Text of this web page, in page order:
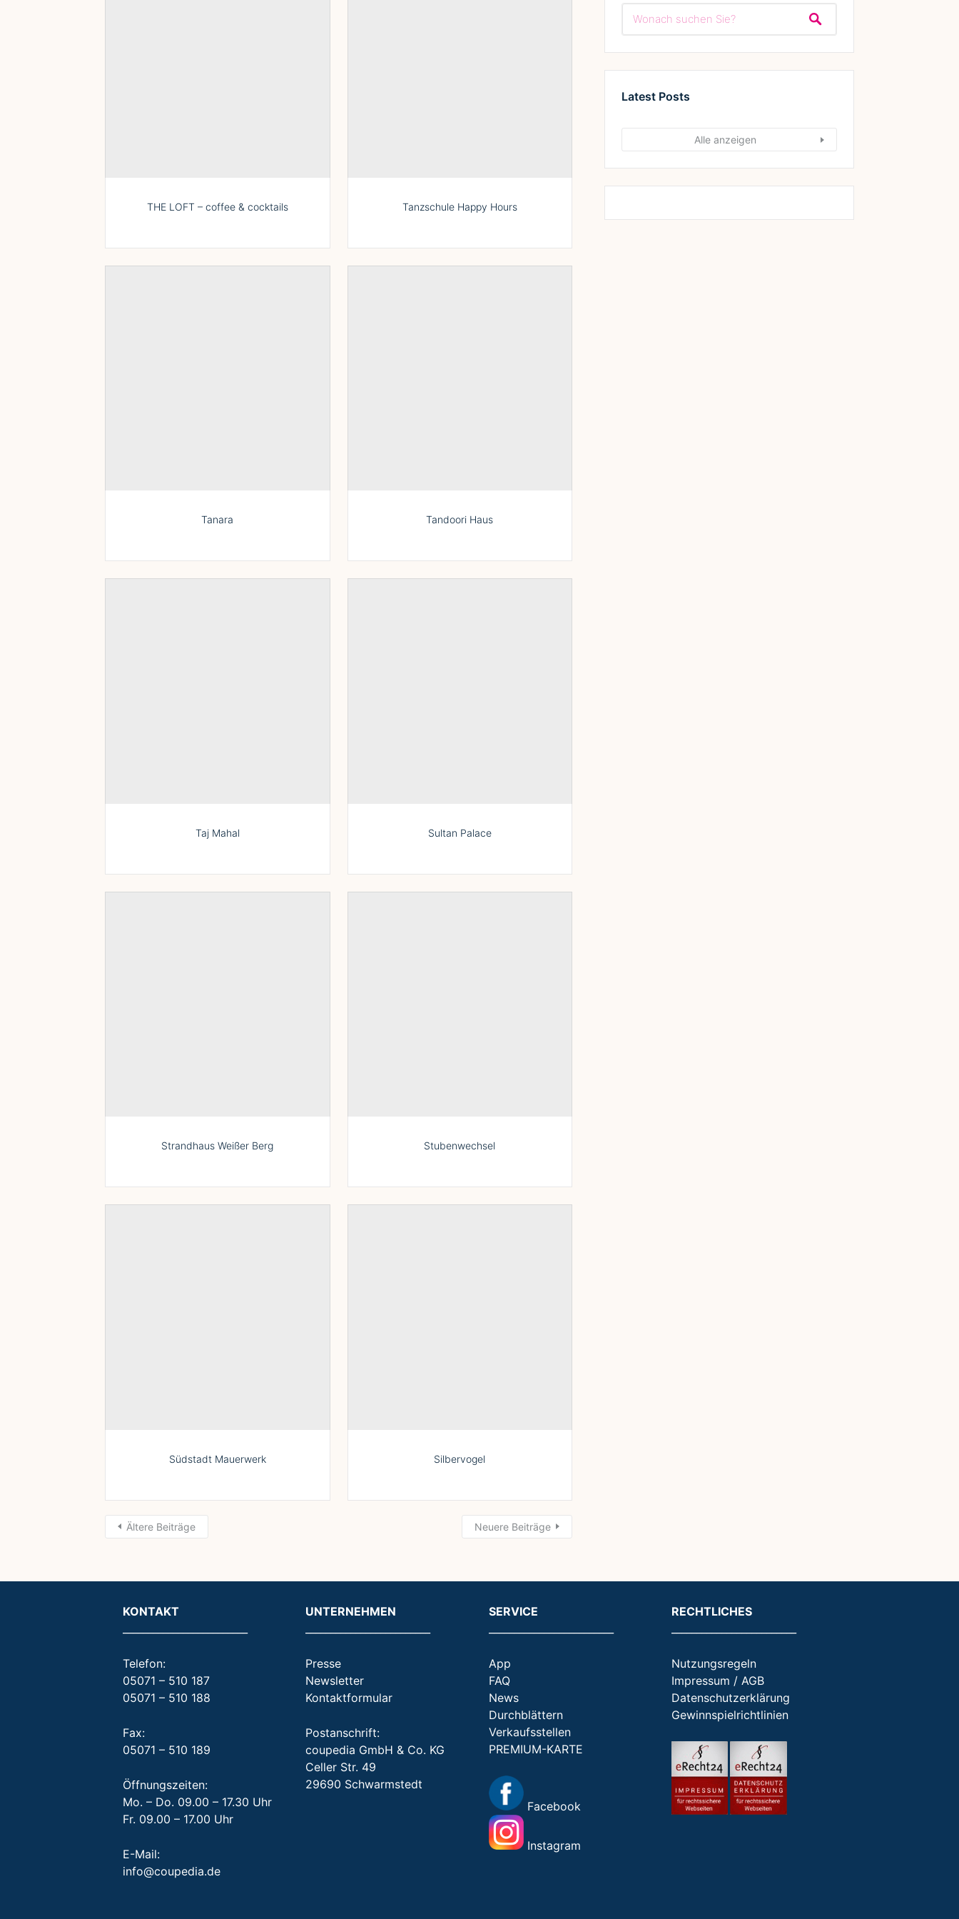
THE LOFT – coffee & cocktails Tanzschule Happy Hours
Tanara Tandoori Haus
Taj Mahal Sultan Palace
Strandhaus Weißer Berg Stubenwechsel
Südstadt Mauerwerk Silbervogel
Ältere Beiträge Neuere Beiträge
Latest Posts
Alle anzeigen
KONTAKT
Telefon:
05071 – 510 187
05071 – 510 188
Fax:
05071 – 510 189
Öffnungszeiten:
Mo. – Do. 09.00 – 17.30 Uhr
Fr. 09.00 – 17.00 Uhr
E-Mail:
info@coupedia.de
UNTERNEHMEN
Presse
Newsletter
Kontaktformular
Postanschrift:
coupedia GmbH & Co. KG
Celler Str. 49
29690 Schwarmstedt
SERVICE
App
FAQ
News
Durchblättern
Verkaufsstellen
PREMIUM-KARTE
Facebook
Instagram
RECHTLICHES
Nutzungsregeln
Impressum / AGB
Datenschutzerklärung
Gewinnspielrichtlinien